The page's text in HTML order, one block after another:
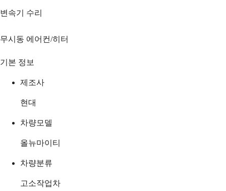
변속기 수리
무시동 에어컨/히터
기본 정보
제조사
현대
차량모델
올뉴마이티
차량분류
고소작업차